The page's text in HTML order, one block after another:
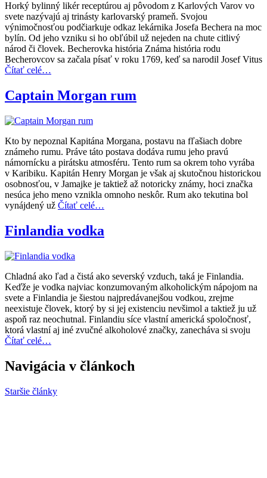
Horký bylinný likér receptúrou aj pôvodom z Karlových Varov vo
svete nazývajú aj trinásty karlovarský prameň. Svojou
výnimočnosťou podčiarkuje odkaz lekárnika Josefa Bechera na moc
bylín. Od jeho vzniku si ho obľúbil už nejeden na chute citlivý
národ či človek. Becherovka história Známa história rodu
Becherovcov sa začala písať v roku 1769, keď sa narodil Josef Vitus
Čítať celé…
Captain Morgan rum
Kto by nepoznal Kapitána Morgana, postavu na fľašiach dobre
známeho rumu. Práve táto postava dodáva rumu jeho pravú
námornícku a pirátsku atmosféru. Tento rum sa okrem toho vyrába
v Karibiku. Kapitán Henry Morgan je však aj skutočnou historickou
osobnosťou, v Jamajke je taktiež až notoricky známy, hoci značka
nesúca jeho meno vznikla omnoho neskôr. Rum ako tekutina bol
vynájdený už Čítať celé…
Finlandia vodka
Chladná ako ľad a čistá ako severský vzduch, taká je Finlandia.
Keďže je vodka najviac konzumovaným alkoholickým nápojom na
svete a Finlandia je šiestou najpredávanejšou vodkou, zrejme
neexistuje človek, ktorý by si jej existenciu nevšimol a taktiež ju už
aspoň raz neochutnal. Finlandiu síce vlastní americká spoločnosť,
ktorá vlastní aj iné zvučné alkoholové značky, zanecháva si svoju
Čítať celé…
Navigácia v článkoch
Staršie články